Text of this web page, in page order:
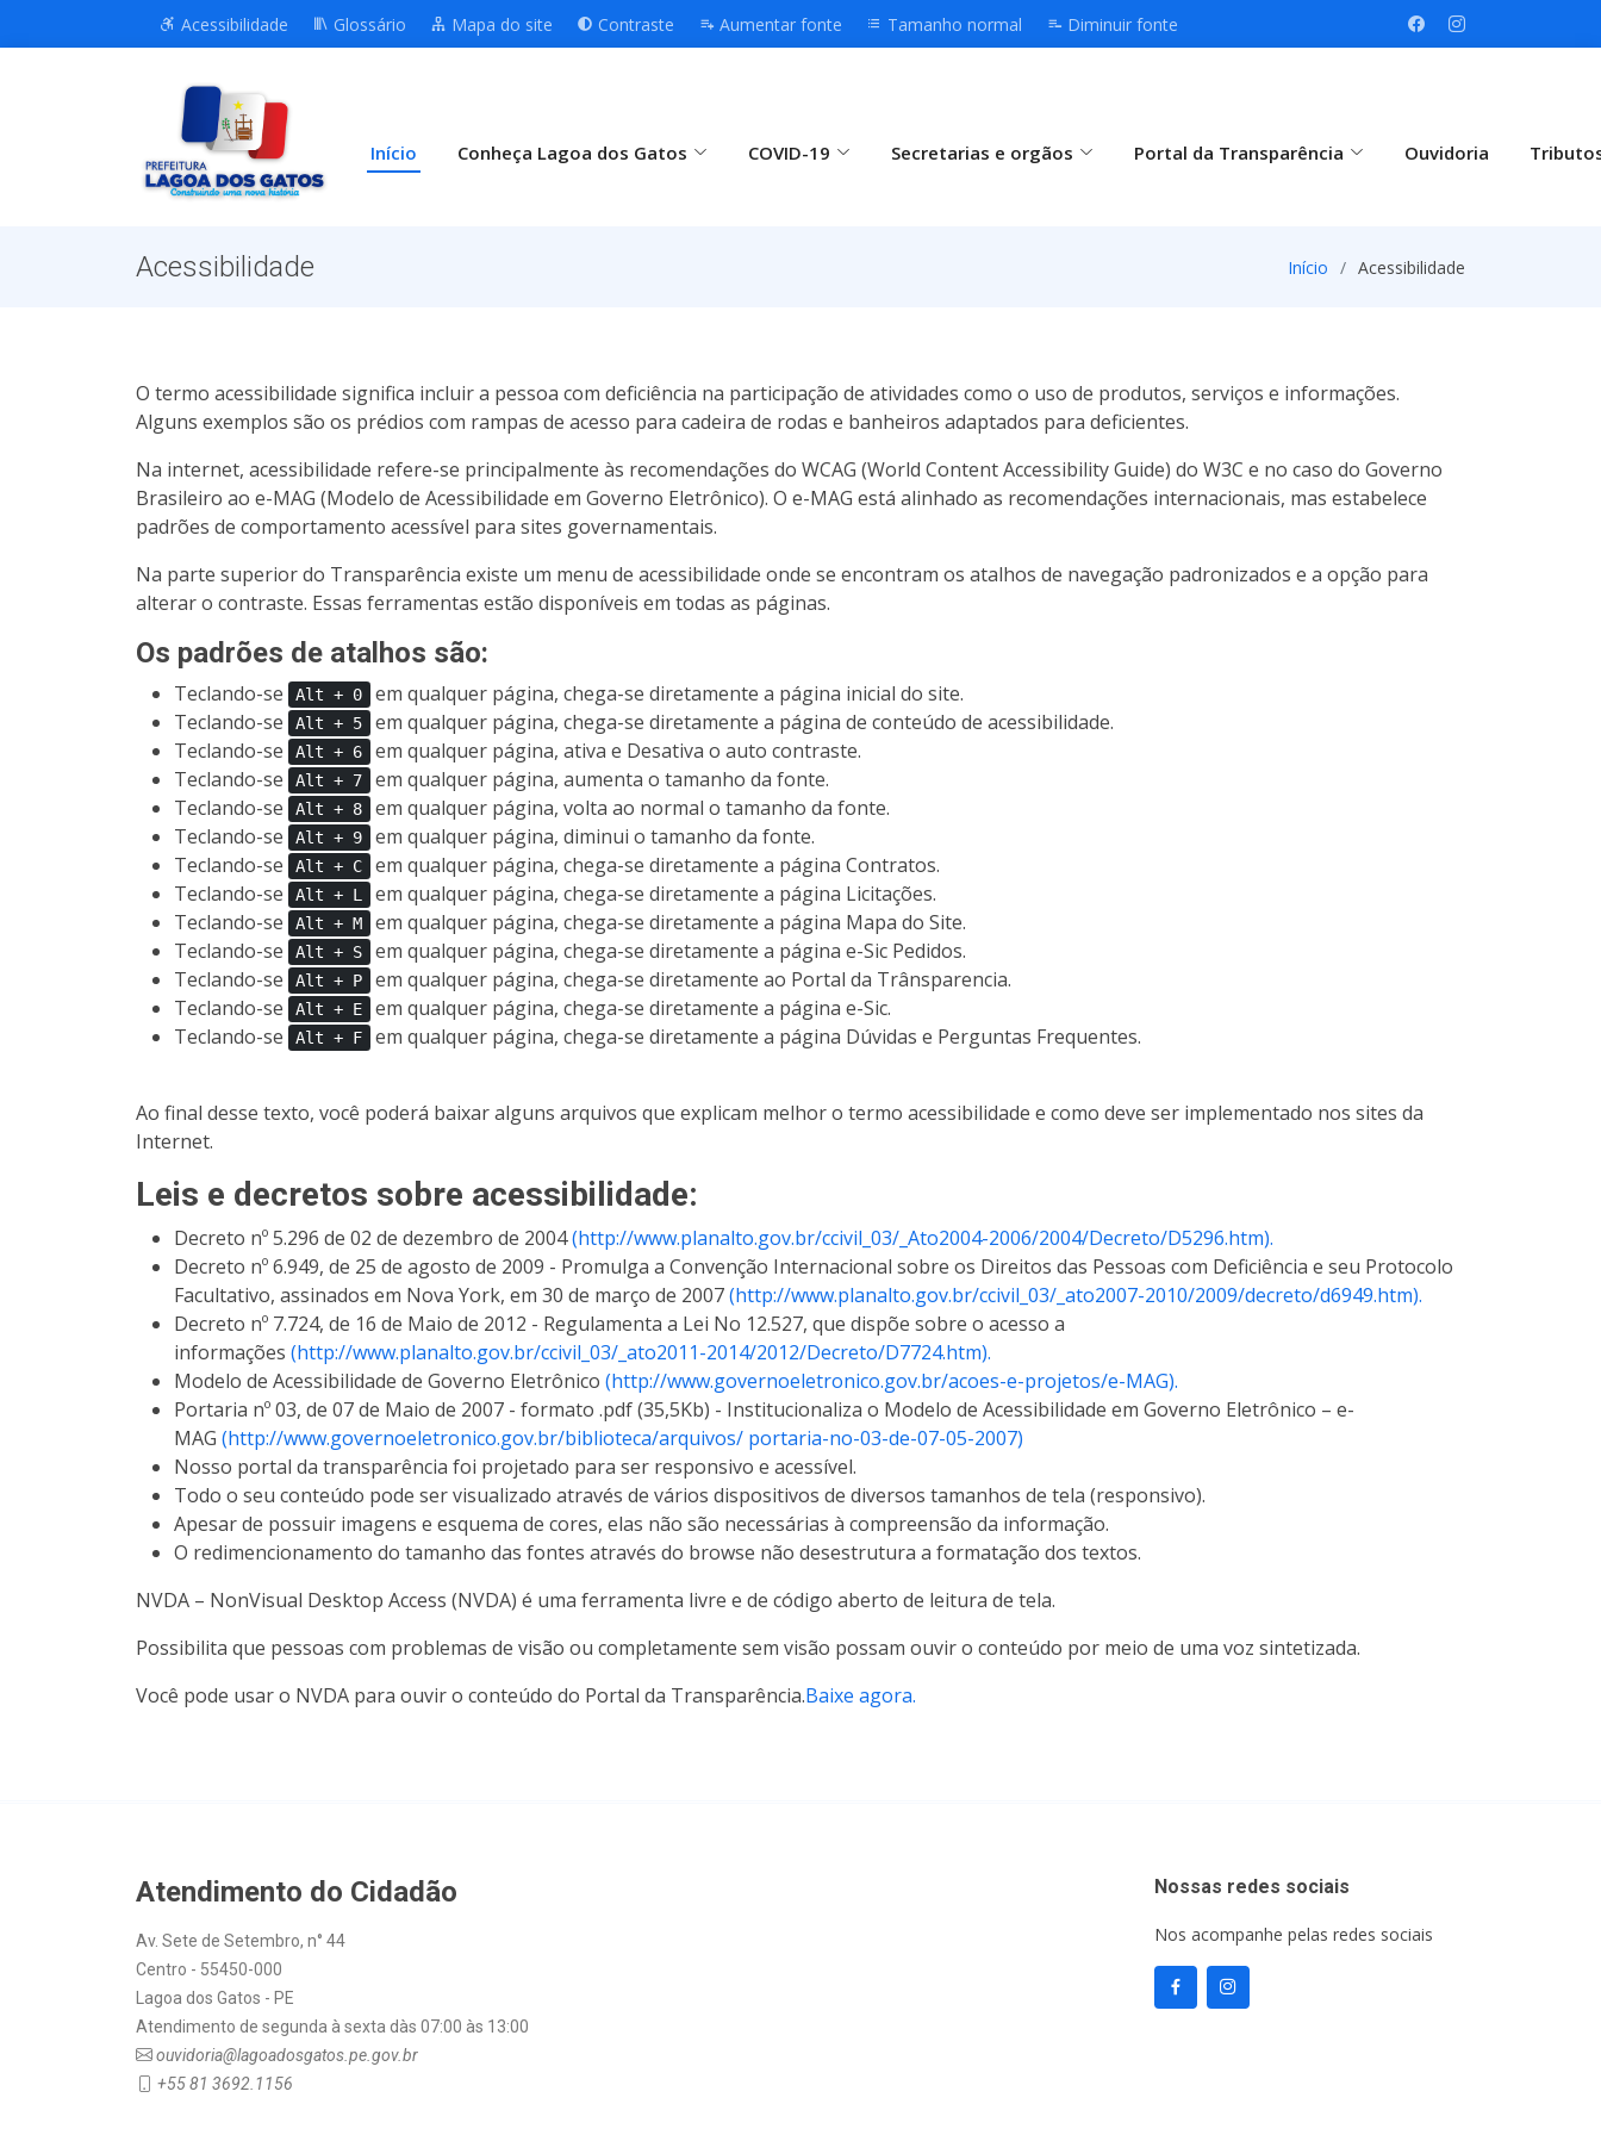
Acessibilidade Glossário Mapa do site Contraste Aumentar fonte Tamanho normal Diminuir fonte
Início Conheça Lagoa dos Gatos COVID-19 Secretarias e orgãos Portal da Transparência Ouvidoria
Acessibilidade Início Acessibilidade
O termo acessibilidade significa incluir a pessoa com deficiência na participação de atividades como o uso de produtos, serviços e informações.
Alguns exemplos são os prédios com rampas de acesso para cadeira de rodas e banheiros adaptados para deficientes.
Na internet, acessibilidade refere-se principalmente às recomendações do WCAG (World Content Accessibility Guide) do W3C e no caso do Governo
Brasileiro ao e-MAG (Modelo de Acessibilidade em Governo Eletrônico). O e-MAG está alinhado as recomendações internacionais, mas estabelece
padrões de comportamento acessível para sites governamentais.
Na parte superior do Transparência existe um menu de acessibilidade onde se encontram os atalhos de navegação padronizados e a opção para
alterar o contraste. Essas ferramentas estão disponíveis em todas as páginas.
Os padrões de atalhos são:
Teclando-se Alt + 0 em qualquer página, chega-se diretamente a página inicial do site.
Teclando-se
Alt + 5 em qualquer página, chega-se diretamente a página de conteúdo de acessibilidade.
Teclando-se
Alt + 6 em qualquer página, ativa e Desativa o auto contraste.
Teclando-se
Alt + 7 em qualquer página, aumenta o tamanho da fonte.
Teclando-se
Alt + 8 em qualquer página, volta ao normal o tamanho da fonte.
Teclando-se
Alt + 9 em qualquer página, diminui o tamanho da fonte.
Teclando-se
Alt + C em qualquer página, chega-se diretamente a página Contratos.
Teclando-se
Alt + L
em qualquer página, chega-se diretamente a página Licitações.
Teclando-se
Alt + M em qualquer página, chega-se diretamente a página Mapa do Site.
Teclando-se
Alt + S em qualquer página, chega-se diretamente a página e-Sic Pedidos.
Teclando-se
Alt + P em qualquer página, chega-se diretamente ao Portal da Trânsparencia.
Teclando-se
Alt + E em qualquer página, chega-se diretamente a página e-Sic.
Teclando-se
Alt + F em qualquer página, chega-se diretamente a página Dúvidas e Perguntas Frequentes.
Ao final desse texto, você poderá baixar alguns arquivos que explicam melhor o termo acessibilidade e como deve ser implementado nos sites da
Internet.
Leis e decretos sobre acessibilidade:
Decreto nº 5.296 de 02 de dezembro de 2004(http://www.planalto.gov.br/ccivil_03/_Ato2004-2006/2004/Decreto/D5296.htm).
Decreto nº 6.949, de 25 de agosto de 2009 - Promulga a Convenção Internacional sobre os Direitos das Pessoas com Deficiência e seu Protocolo
Facultativo, assinados em Nova York, em 30 de março de 2007(http://www.planalto.gov.br/ccivil_03/_ato2007-2010/2009/decreto/d6949.htm).
Decreto nº 7.724, de 16 de Maio de 2012 - Regulamenta a Lei No 12.527, que dispõe sobre o acesso a
informações (http://www.planalto.gov.br/ccivil_03/_ato2011-2014/2012/Decreto/D7724.htm).
Modelo de Acessibilidade de Governo Eletrônico (http://www.governoeletronico.gov.br/acoes-e-projetos/e-MAG).
Portaria nº 03, de 07 de Maio de 2007 - formato .pdf (35,5Kb) - Institucionaliza o Modelo de Acessibilidade em Governo Eletrônico – e-
MAG (http://www.governoeletronico.gov.br/biblioteca/arquivos/ portaria-no-03-de-07-05-2007)
Nosso portal da transparência foi projetado para ser responsivo e acessível.
Todo o seu conteúdo pode ser visualizado através de vários dispositivos de diversos tamanhos de tela (responsivo).
Apesar de possuir imagens e esquema de cores, elas não são necessárias à compreensão da informação.
O redimencionamento do tamanho das fontes através do browse não desestrutura a formatação dos textos.
NVDA – NonVisual Desktop Access (NVDA) é uma ferramenta livre e de código aberto de leitura de tela.
Possibilita que pessoas com problemas de visão ou completamente sem visão possam ouvir o conteúdo por meio de uma voz sintetizada.
Você pode usar o NVDA para ouvir o conteúdo do Portal da Transparência.Baixe agora.
Atendimento do Cidadão
Av. Sete de Setembro, n° 44
Centro - 55450-000
Lagoa dos Gatos - PE
Atendimento de segunda à sexta dàs 07:00 às 13:00
ouvidoria@lagoadosgatos.pe.gov.br
+55 81 3692.1156
Nossas redes sociais
Nos acompanhe pelas redes sociais